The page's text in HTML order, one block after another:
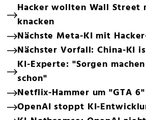
Hacker wollten Wall
knacken
Nächste Meta-KI mit
Nächster Vorfall: China-KI
KI-Experte: "Sorgen
schon"
Netflix-Hammer um "GTA 6"
OpenAI stoppt KI-